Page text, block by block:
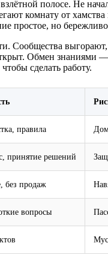
полосе. Не
комнату от
простое, но
Сообщества
Обмен знаниями
сделать работу.
правила
принятие решений
без продаж
вопросы